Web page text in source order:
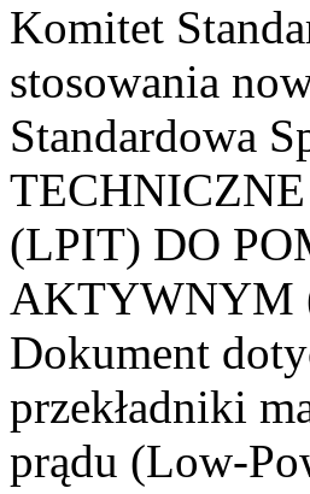
Komitet
stosowania
Standardowa
(LPIT) DO
AKTYWNYM
Dokument
przekładniki
prądu (Low-